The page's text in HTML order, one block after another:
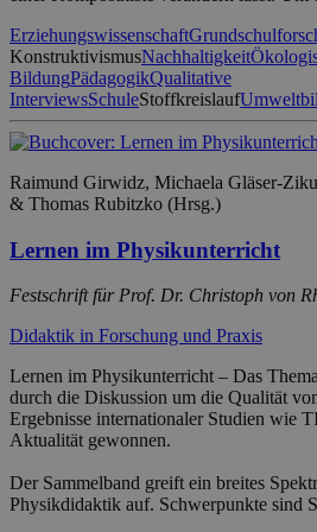
Erziehungswissenschaft
KonstruktivismusNachhaltigkeit
BildungPädagogikQualitative
InterviewsSchuleStoffkreislauf
Raimund Girwidz, Michaela Gläser-
& Thomas Rubitzko (Hrsg.)
Lernen im Physikunterricht
Festschrift für Prof. Dr. Christoph von
Didaktik in Forschung und Praxis
Lernen im Physikunterricht – Das
durch die Diskussion um die Qualität
Ergebnisse internationaler Studien wie
Aktualität gewonnen.
Der Sammelband greift ein breites
Physikdidaktik auf. Schwerpunkte sind